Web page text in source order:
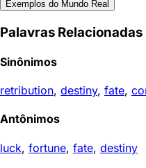
Exemplos do Mundo Real
Palavras Relacionadas
Sinônimos
retribution, destiny, fate,
Antônimos
luck, fortune, fate, destiny